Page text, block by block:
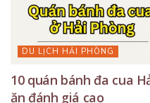
DU LỊCH HẢI PHÒNG
10 quán bánh đa cua
ăn đánh giá cao